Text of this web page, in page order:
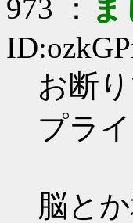
973 ： ま
お断
プラ
脳と